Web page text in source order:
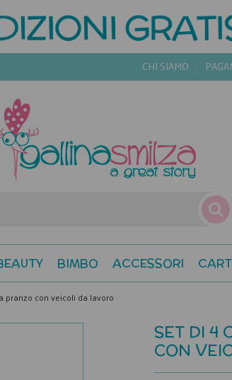
CHI SIAMO
BIMBO ACCESSORI
pranzo con veicoli da lavoro
SET DI 4
CON